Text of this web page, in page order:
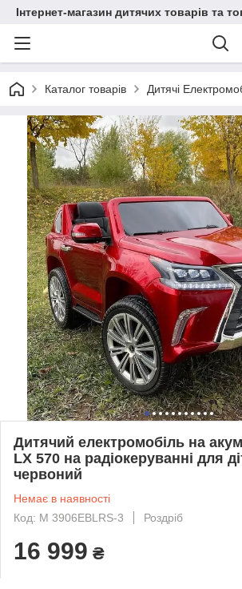
Інтернет-магазин дитячих товарів та
Каталог товарів Дитячі
Дитячий електромобіль на
LX 570 на радіокеруванні для
червоний
Немає в наявності
Код: M 3906EBLRS-3
Роздріб
16 999 ₴